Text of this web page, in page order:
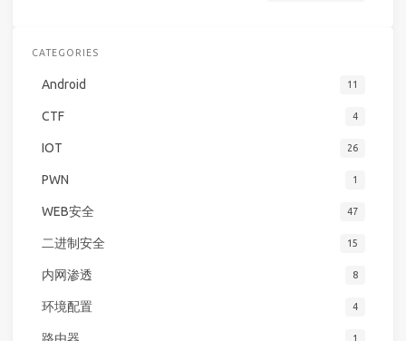
CATEGORIES
Android 11
CTF 4
IOT 26
PWN 1
WEB安全 47
二进制安全 15
内网渗透 8
环境配置 4
1